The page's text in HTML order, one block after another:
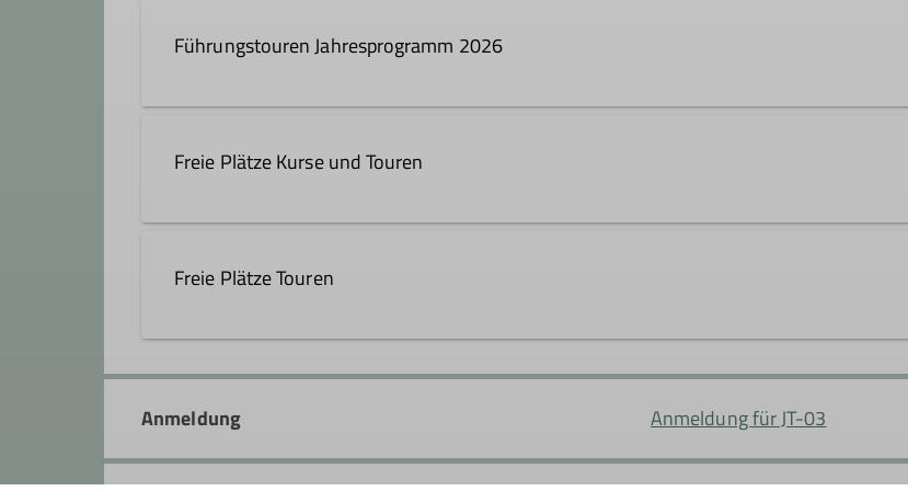
Führungstouren Jahresprogramm 2026
Freie Plätze Kurse und Touren
Freie Plätze Touren
Anmeldung Anmeldung für JT-03